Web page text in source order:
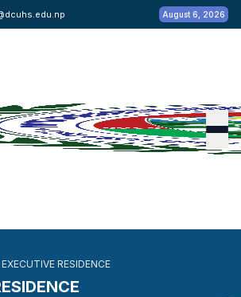
August 6, 2026
EXECUTIVE RESIDENCE